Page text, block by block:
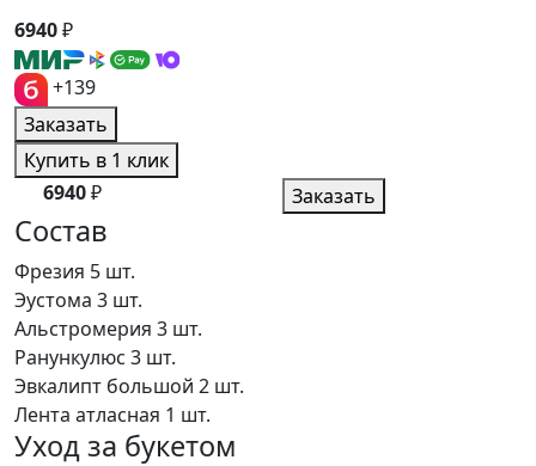
6940₽
+139
Заказать
Купить в 1 клик
6940₽ Заказать
Состав
Фрезия 5 шт.
Эустома 3 шт.
Альстромерия 3 шт.
Ранункулюс 3 шт.
Эвкалипт большой 2 шт.
Лента атласная 1 шт.
Уход за букетом